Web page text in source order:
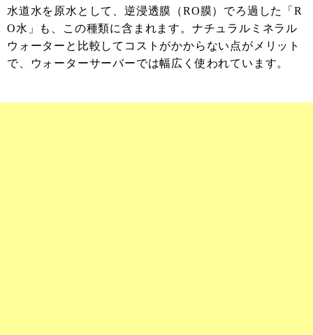
水道水を原水として、逆浸透膜（RO膜）でろ過した「R
O水」も、この種類に含まれます。ナチュラルミネラル
ウォーターと比較してコストがかからない点がメリット
で、ウォーターサーバーでは幅広く使われています。